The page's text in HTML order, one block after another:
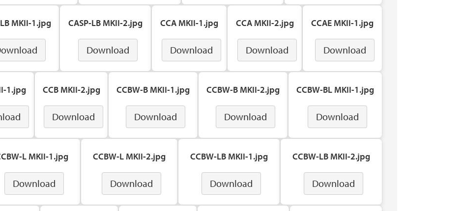
MKII-1.jpg CASP-LB MKII-2.jpg
Download
CCA MKII-1.jpg
Download
CCA MKII-2.jpg
Download
CCAE MKII-1.jpg
Download
1.jpg CCB MKII-2.jpg
Download
CCBW-B MKII-1.jpg
Download
CCBW-B MKII-2.jpg
Download
CCBW-BL MKII-1.jpg
Download
L MKII-1.jpg
Download
CCBW-L MKII-2.jpg
Download
CCBW-LB MKII-1.jpg
Download
CCBW-LB MKII-2.jpg
Download